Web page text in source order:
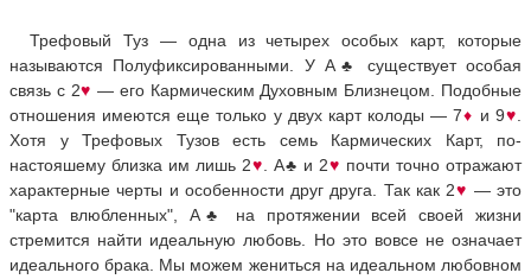
Трефовый Туз — одна из четырех особых карт, которые
называются Полуфиксированными. У A♣
существует особая
связь с 2♥ — его Кармическим Духовным Близнецом. Подобные
отношения имеются еще только у двух карт колоды — 7♦ и 9♥.
Хотя у Трефовых Тузов есть семь Кармических Карт, по-
настояшему близка им лишь 2♥. A♣ и 2♥ почти точно отражают
характерные черты и особенности друг друга. Так как 2♥ — это
"карта влюбленных", А♣
на протяжении всей своей жизни
стремится найти идеальную любовь. Но это вовсе не означает
идеального брака. Мы можем жениться на идеальном любовном